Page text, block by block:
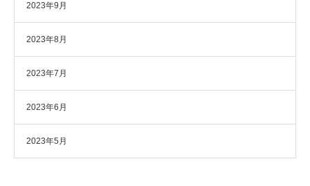
2023年9月
2023年8月
2023年7月
2023年6月
2023年5月